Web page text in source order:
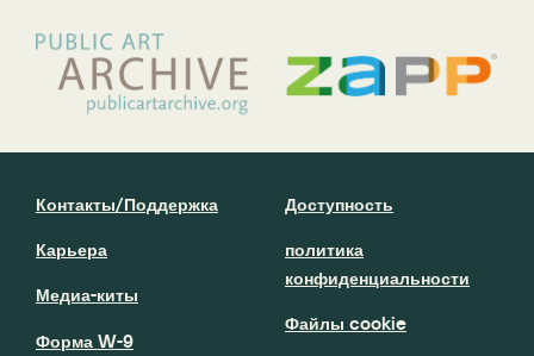
Контакты/Поддержка
Карьера
Медиа-киты
Форма W-9
Доступность
политика
конфиденциальности
Файлы cookie